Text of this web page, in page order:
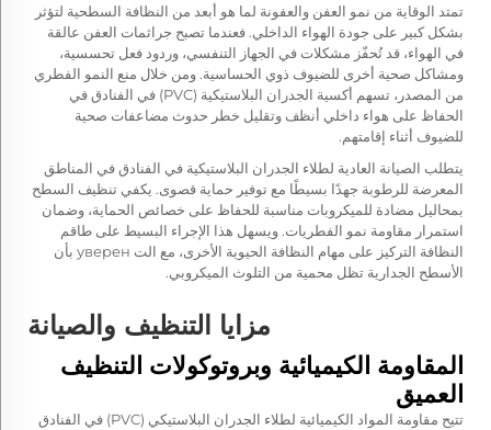
تمتد الوقاية من نمو العفن والعفونة لما هو أبعد من النظافة السطحية لتؤثر
بشكل كبير على جودة الهواء الداخلي. فعندما تصبح جراثمات العفن عالقة
في الهواء، قد تُحفّز مشكلات في الجهاز التنفسي، وردود فعل تحسسية،
ومشاكل صحية أخرى للضيوف ذوي الحساسية. ومن خلال منع النمو الفطري
من المصدر، تسهم أكسية الجدران البلاستيكية (PVC) في الفنادق في
الحفاظ على هواء داخلي أنظف وتقليل خطر حدوث مضاعفات صحية
للضيوف أثناء إقامتهم.
يتطلب الصيانة العادية لطلاء الجدران البلاستيكية في الفنادق في المناطق
المعرضة للرطوبة جهدًا بسيطًا مع توفير حماية قصوى. يكفي تنظيف السطح
بمحاليل مضادة للميكروبات مناسبة للحفاظ على خصائص الحماية، وضمان
استمرار مقاومة نمو الفطريات. ويسهل هذا الإجراء البسيط على طاقم
النظافة التركيز على مهام النظافة الحيوية الأخرى، مع الت уверен بأن
الأسطح الجدارية تظل محمية من التلوث الميكروبي.
مزايا التنظيف والصيانة
المقاومة الكيميائية وبروتوكولات التنظيف
العميق
تتيح مقاومة المواد الكيميائية لطلاء الجدران البلاستيكي (PVC) في الفنادق